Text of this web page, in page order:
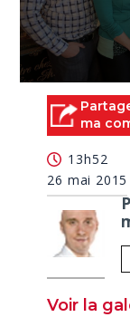
seconds
seconds
ma
13h52
26 mai 2015
Voir la